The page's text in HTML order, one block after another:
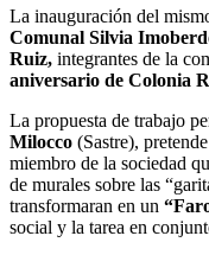
La inauguración del
Comunal Silvia
Ruiz, integrantes de la
aniversario de Colonia
La propuesta de trabajo
Milocco (Sastre),
miembro de la sociedad
de murales sobre las
transformaran en un
social y la tarea en